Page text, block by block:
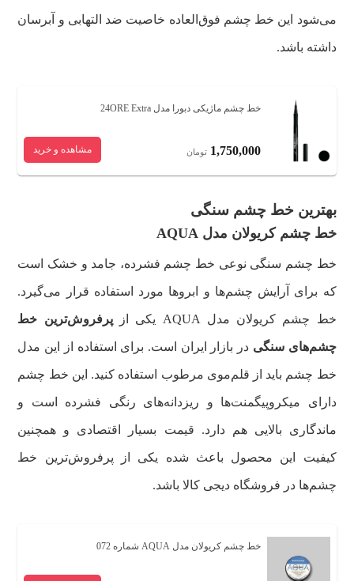
می‌شود این خط چشم فوق‌العاده خاصیت ضد التهابی و آبرسان
داشته باشد.
خط چشم ماژیکی دبورا مدل 24ORE Extra
1,750,000 تومان مشاهده و خرید
بهترین خط چشم سنگی
خط چشم کریولان مدل AQUA
خط چشم سنگی نوعی خط چشم فشرده، جامد و خشک است
که برای آرایش چشم‌ها و ابروها مورد استفاده قرار می‌گیرد.
خط چشم کریولان مدل AQUA یکی از پرفروش‌ترین خط
چشم‌های سنگی در بازار ایران است. برای استفاده از این مدل
خط چشم باید از قلم‌‌موی مرطوب استفاده کنید. این خط چشم
دارای میکروپیگمنت‌ها و ریزدانه‌های رنگی فشرده است و
ماندگاری بالایی هم دارد. قیمت بسیار اقتصادی و همچنین
کیفیت این محصول باعث شده یکی از پرفروش‌ترین خط
چشم‌ها در فروشگاه دیجی کالا باشد.
خط چشم کریولان مدل AQUA شماره 072